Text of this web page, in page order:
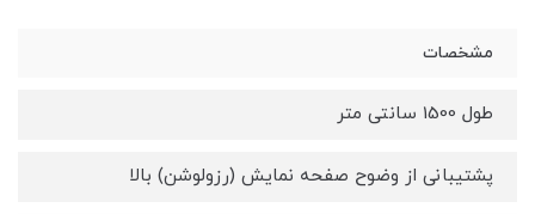
مشخصات
طول 1500 سانتی متر
پشتیبانی از وضوح صفحه نمایش (رزولوشن) بالا